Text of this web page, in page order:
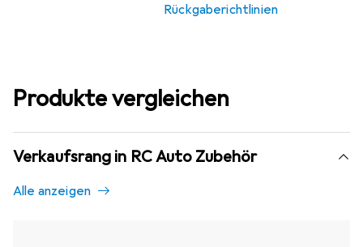
Rückgaberichtlinien
Produkte vergleichen
Verkaufsrang in RC Auto Zubehör
Alle anzeigen